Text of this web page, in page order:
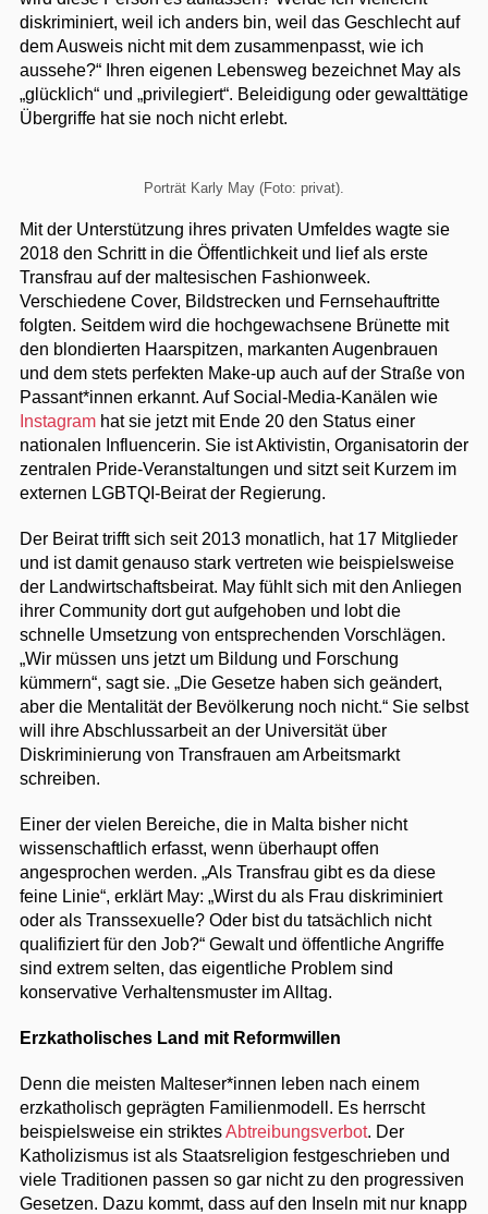
diskriminiert, weil ich anders bin, weil das Geschlecht auf
dem Ausweis nicht mit dem zusammenpasst, wie ich
aussehe?“ Ihren eigenen Lebensweg bezeichnet May als
„glücklich“ und „privilegiert“. Beleidigung oder gewalttätige
Übergriffe hat sie noch nicht erlebt.
Porträt Karly May (Foto: privat).
Mit der Unterstützung ihres privaten Umfeldes wagte sie
2018 den Schritt in die Öffentlichkeit und lief als erste
Transfrau auf der maltesischen Fashionweek.
Verschiedene Cover, Bildstrecken und Fernsehauftritte
folgten. Seitdem wird die hochgewachsene Brünette mit
den blondierten Haarspitzen, markanten Augenbrauen
und dem stets perfekten Make-up auch auf der Straße von
Passant*innen erkannt. Auf Social-Media-Kanälen wie
Instagram hat sie jetzt mit Ende 20 den Status einer
nationalen Influencerin. Sie ist Aktivistin, Organisatorin der
zentralen Pride-Veranstaltungen und sitzt seit Kurzem im
externen LGBTQI-Beirat der Regierung.
Der Beirat trifft sich seit 2013 monatlich, hat 17 Mitglieder
und ist damit genauso stark vertreten wie beispielsweise
der Landwirtschaftsbeirat. May fühlt sich mit den Anliegen
ihrer Community dort gut aufgehoben und lobt die
schnelle Umsetzung von entsprechenden Vorschlägen.
„Wir müssen uns jetzt um Bildung und Forschung
kümmern“, sagt sie. „Die Gesetze haben sich geändert,
aber die Mentalität der Bevölkerung noch nicht.“ Sie selbst
will ihre Abschlussarbeit an der Universität über
Diskriminierung von Transfrauen am Arbeitsmarkt
schreiben.
Einer der vielen Bereiche, die in Malta bisher nicht
wissenschaftlich erfasst, wenn überhaupt offen
angesprochen werden. „Als Transfrau gibt es da diese
feine Linie“, erklärt May: „Wirst du als Frau diskriminiert
oder als Transsexuelle? Oder bist du tatsächlich nicht
qualifiziert für den Job?“ Gewalt und öffentliche Angriffe
sind extrem selten, das eigentliche Problem sind
konservative Verhaltensmuster im Alltag.
Erzkatholisches Land mit Reformwillen
Denn die meisten Malteser*innen leben nach einem
erzkatholisch geprägten Familienmodell. Es herrscht
beispielsweise ein striktesAbtreibungsverbot. Der
Katholizismus ist als Staatsreligion festgeschrieben und
viele Traditionen passen so gar nicht zu den progressiven
Gesetzen. Dazu kommt, dass auf den Inseln mit nur knapp